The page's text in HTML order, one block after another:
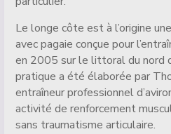
Le longe côte est à l’origine
avec pagaie conçue pour
en 2005 sur le littoral du nord
pratique a été élaborée par
entraîneur professionnel
activité de renforcement
sans traumatisme articulaire.